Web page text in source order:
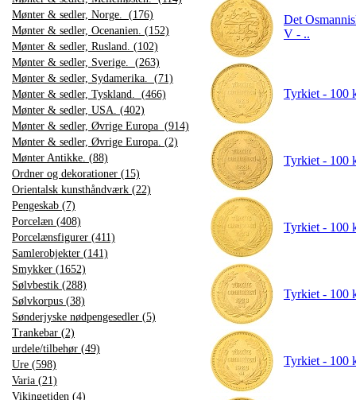
Mønter & sedler, Norge. (176)
Mønter & sedler, Ocenanien. (152)
Mønter & sedler, Rusland. (102)
Mønter & sedler, Sverige. (263)
Mønter & sedler, Sydamerika. (71)
Mønter & sedler, Tyskland. (466)
Mønter & sedler, USA. (402)
Mønter & sedler, Øvrige Europa (914)
Mønter & sedler, Øvrige Europa. (2)
Mønter Antikke. (88)
Ordner og dekorationer (15)
Orientalsk kunsthåndværk (22)
Pengeskab (7)
Porcelæn (408)
Porcelænsfigurer (411)
Samlerobjekter (141)
Smykker (1652)
Sølvbestik (288)
Sølvkorpus (38)
Sønderjyske nødpengesedler (5)
Trankebar (2)
urdele/tilbehør (49)
Ure (598)
Varia (21)
Vikingetiden (4)
Det
V - ..
Tyrkiet - 100
Tyrkiet - 100
Tyrkiet - 100
Tyrkiet - 100
Tyrkiet - 100